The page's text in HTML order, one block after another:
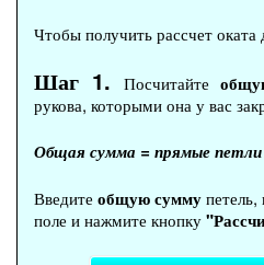
Чтобы получить рассчет
Шаг 1. Посчитайте
рукова, которыми она у вас
Общая сумма = прямые петли
Введите общую суммупетель,
поле и нажмите кнопку